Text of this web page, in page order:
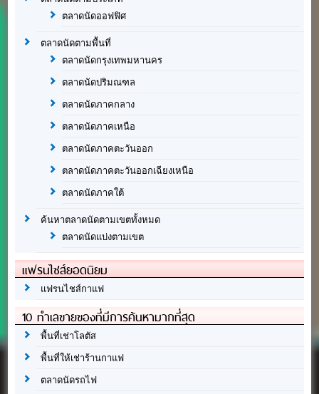
ตลาดนัดออฟฟิศ
ตลาดนัดตามพื้นที่
ตลาดนัดกรุงเทพมหานคร
ตลาดนัดปริมณฑล
ตลาดนัดภาคกลาง
ตลาดนัดภาคเหนือ
ตลาดนัดภาคตะวันออก
ตลาดนัดภาคตะวันออกเฉียงเหนือ
ตลาดนัดภาคใต้
ค้นหาตลาดนัดตามเขตทั้งหมด
ตลาดนัดแบ่งตามเขต
แฟรนไชส์ยอดนิยม
แฟรนไชส์กาแฟ
10 ทำเลขายของที่มีการค้นหามากที่สุด
พื้นที่เช่าโลตัส
พื้นที่ให้เช่าร้านกาแฟ
ตลาดนัดรถไฟ